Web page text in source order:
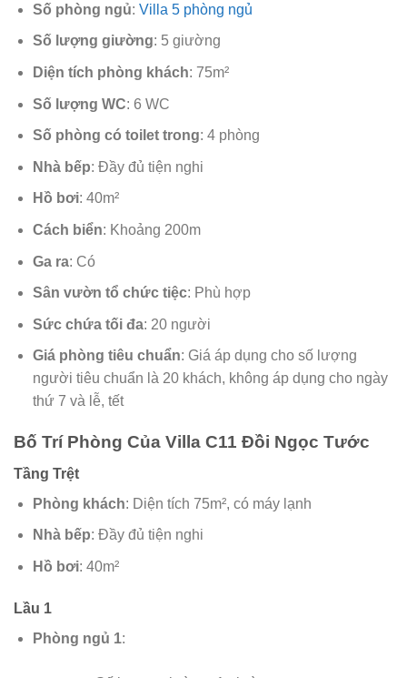
Số phòng ngủ: Villa 5 phòng ngủ
Số lượng giường: 5 giường
Diện tích phòng khách: 75m²
Số lượng WC: 6 WC
Số phòng có toilet trong: 4 phòng
Nhà bếp: Đầy đủ tiện nghi
Hồ bơi: 40m²
Cách biển: Khoảng 200m
Ga ra: Có
Sân vườn tổ chức tiệc: Phù hợp
Sức chứa tối đa: 20 người
Giá phòng tiêu chuẩn: Giá áp dụng cho số lượng
người tiêu chuẩn là 20 khách, không áp dụng cho ngày
thứ 7 và lễ, tết
Bố Trí Phòng Của Villa C11 Đồi Ngọc Tước
Tầng Trệt
Phòng khách: Diện tích 75m², có máy lạnh
Nhà bếp: Đầy đủ tiện nghi
Hồ bơi: 40m²
Lầu 1
Phòng ngủ 1: